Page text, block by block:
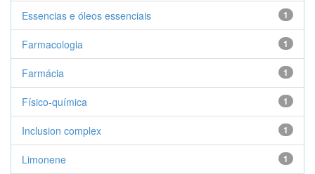
1
Essencias e óleos essenciais
1
Farmacologia
1
Farmácia
1
Físico-química
1
Inclusion complex
1
Limonene